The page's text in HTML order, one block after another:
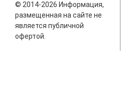
© 2014-2026 Информация,
размещенная на сайте не
является публичной
офертой.